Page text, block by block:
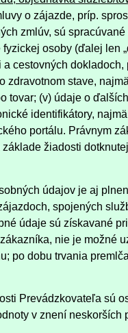
o zájazde, príp.
zmlúv, sú
osoby (ďalej len
cestovných
zdravotnom stave,
tovar; (v) údaje o
identifikátory,
portálu. Právnym
žiadosti
údajov je aj
spojených
údaje sú získavané
nie je možné
po dobu trvania
Prevádzkovateľa sú
v znení